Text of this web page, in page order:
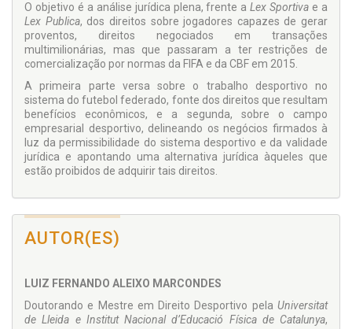
O objetivo é a análise jurídica plena, frente aLex Sportiva e a
Lex Publica, dos direitos sobre jogadores capazes de gerar
proventos, direitos negociados em transações
multimilionárias, mas que passaram a ter restrições de
comercialização por normas da FIFA e da CBF em 2015.
A primeira parte versa sobre o trabalho desportivo no
sistema do futebol federado, fonte dos direitos que resultam
benefícios econômicos, e a segunda, sobre o campo
empresarial desportivo, delineando os negócios firmados à
luz da permissibilidade do sistema desportivo e da validade
jurídica e apontando uma alternativa jurídica àqueles que
estão proibidos de adquirir tais direitos.
AUTOR(ES)
LUIZ FERNANDO ALEIXO MARCONDES
Doutorando e Mestre em Direito Desportivo pela Universitat
de Lleida e Institut Nacional d’Educació Física de Catalunya,